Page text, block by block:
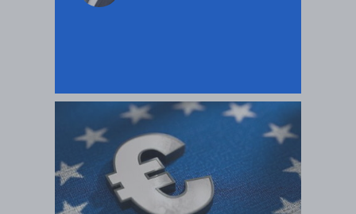
EUR/CZK
EUR/DKK
EUR/SEK
EUR/AUD